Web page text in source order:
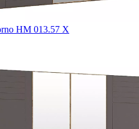
НМ 013.57 Х